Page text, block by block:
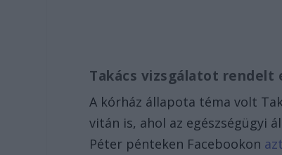
Takács vizsgálatot rendelt
A kórház állapota téma volt
vitán is, ahol az egészségügyi
Péter pénteken Facebookon